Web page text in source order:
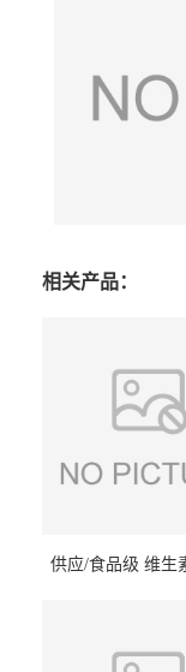
相关产品：
供应/食品级 维生